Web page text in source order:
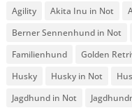
Agility Akita Inu in Not
Berner Sennenhund in Not
Familienhund
Golden
Husky
Husky in Not
Jagdhund in Not